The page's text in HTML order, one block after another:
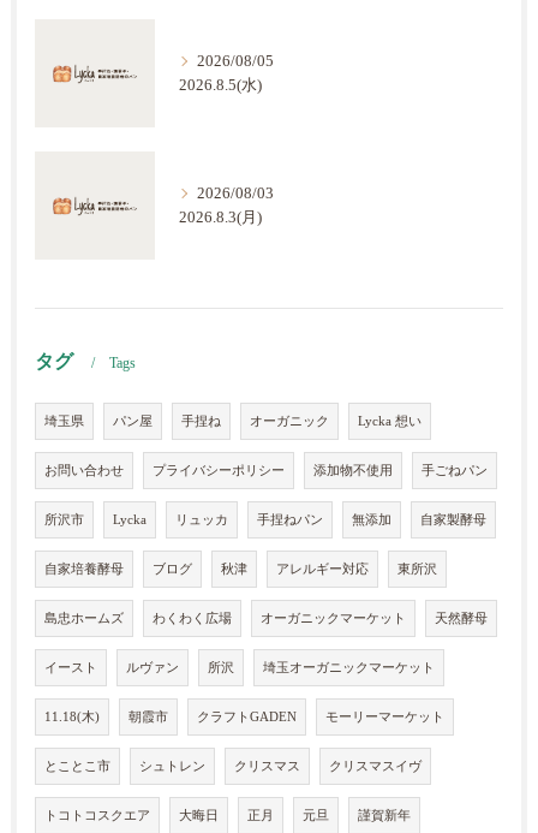
2026/08/05
2026.8.5(水)
2026/08/03
2026.8.3(月)
タグ Tags
埼玉県 パン屋 手捏ね オーガニック Lycka 想い
お問い合わせ プライバシーポリシー 添加物不使用 手ごねパン
所沢市 Lycka リュッカ 手捏ねパン 無添加 自家製酵母
自家培養酵母 ブログ 秋津 アレルギー対応 東所沢
島忠ホームズ わくわく広場 オーガニックマーケット 天然酵母
イースト ルヴァン 所沢 埼玉オーガニックマーケット
11.18(木) 朝霞市 クラフトGADEN モーリーマーケット
とことこ市 シュトレン クリスマス クリスマスイヴ
トコトコスクエア 大晦日 正月 元旦 謹賀新年